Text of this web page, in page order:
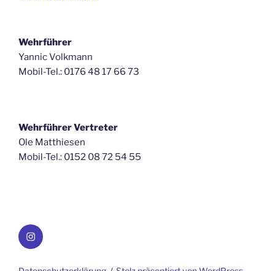
Wehrführer
Yannic Volkmann
Mobil-Tel.: 0176 48 17 66 73
Wehrführer Vertreter
Ole Matthiesen
Mobil-Tel.: 0152 08 72 54 55
Instagram